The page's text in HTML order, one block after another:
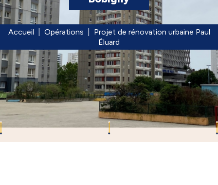
Accueil Opérations
Projet de rénovation urbaine Paul
Éluard